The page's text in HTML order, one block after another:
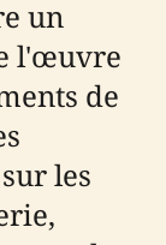
un
l'œuvre
de
les